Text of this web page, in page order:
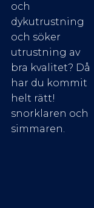
och
dykutrustning
och söker
utrustning av
bra kvalitet? Då
har du kommit
helt rätt!
snorklaren och
simmaren.